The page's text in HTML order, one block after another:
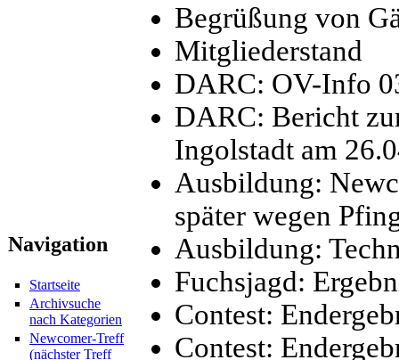
Navigation
Startseite
Archivsuche
nach Kategorien
Newcomer-Treff
(nächster Treff
Begrüßung von
Mitgliederstand
DARC: OV-Info
DARC: Bericht
Ingolstadt am
Ausbildung:
später wegen
Ausbildung:
Fuchsjagd:
Contest:
Contest: